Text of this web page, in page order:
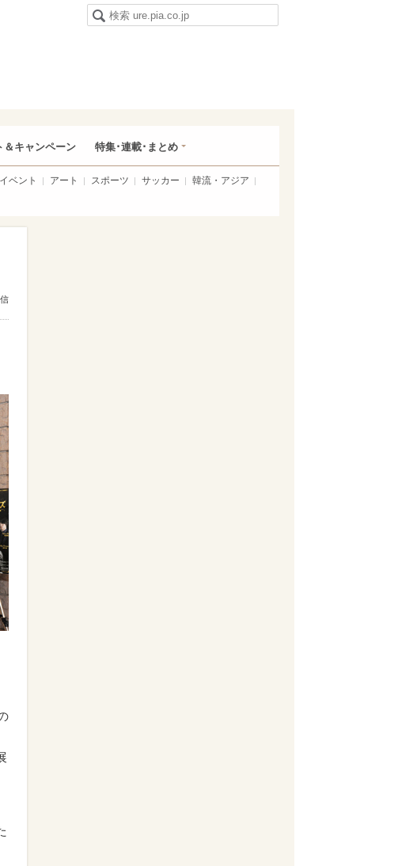
＆キャンペーン 特集･連載･まとめ
イベント アート スポーツ サッカー
韓流・アジア